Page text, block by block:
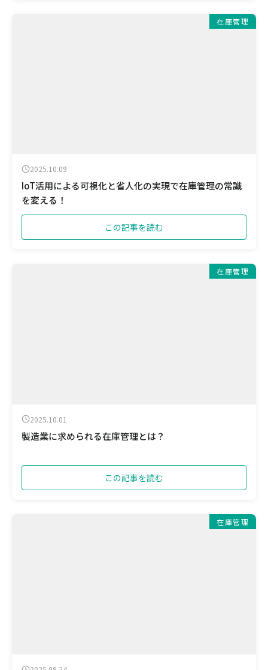
在庫管理
2025.10.09
IoT活用による可視化と省人化の実現で在庫管理の常識
を変える！
この記事を読む
在庫管理
2025.10.01
製造業に求められる在庫管理とは？
この記事を読む
在庫管理